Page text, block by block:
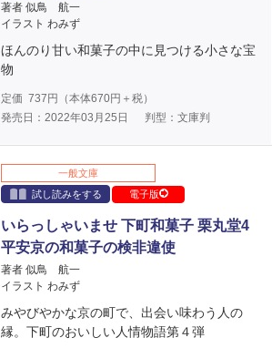
著者 似鳥 航一
イラスト わみず
ほんのり甘い和菓子の中に見つける小さな宝
物
定価 737 円（本体670円＋税）
発売日：2022年03月25日
判型：文庫判
一般文庫
試し読みをする
電子版
いらっしゃいませ 下町和菓子 栗丸堂4
平安京の和菓子の検非違使
著者 似鳥 航一
イラスト わみず
みやびやかな京の町で、出会い味わう人の
縁。下町のおいしい人情物語第４弾